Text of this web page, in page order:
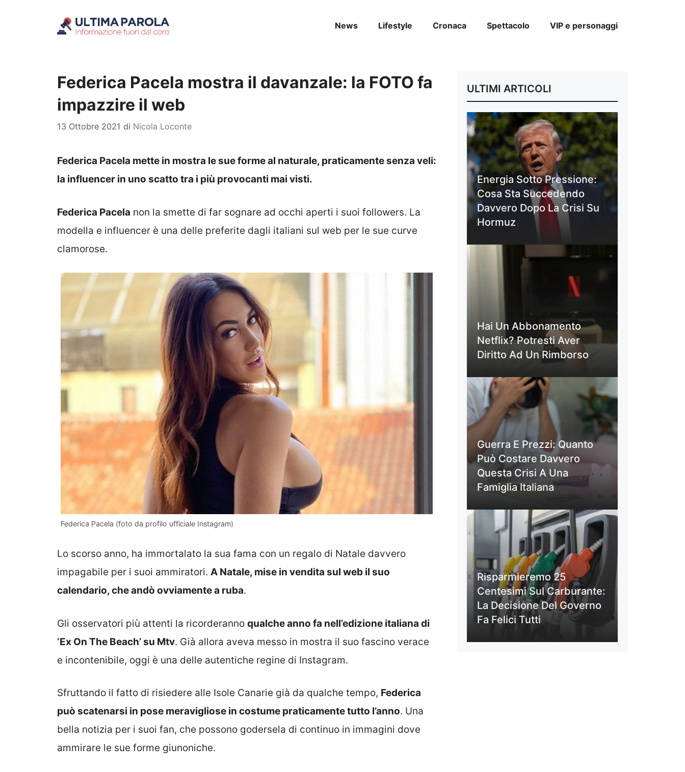
News Lifestyle Cronaca Spettacolo VIP e personaggi
Federica Pacela mostra il davanzale: la FOTO fa
impazzire il web
13 Ottobre 2021 di Nicola Loconte
Federica Pacela mette in mostra le sue forme al naturale, praticamente senza veli:
la influencer in uno scatto tra i più provocanti mai visti.
Federica Pacela non la smette di far sognare ad occhi aperti i suoi followers. La
modella e influencer è una delle preferite dagli italiani sul web per le sue curve
clamorose.
Federica Pacela (foto da profilo ufficiale Instagram)
Lo scorso anno, ha immortalato la sua fama con un regalo di Natale davvero
impagabile per i suoi ammiratori. A Natale, mise in vendita sul web il suo
calendario, che andò ovviamente a ruba.
Gli osservatori più attenti la ricorderanno qualche anno fa nell’edizione italiana di
‘Ex On The Beach’ su Mtv. Già allora aveva messo in mostra il suo fascino verace
e incontenibile, oggi è una delle autentiche regine di Instagram.
Sfruttando il fatto di risiedere alle Isole Canarie già da qualche tempo, Federica
può scatenarsi in pose meravigliose in costume praticamente tutto l’anno. Una
bella notizia per i suoi fan, che possono godersela di continuo in immagini dove
ammirare le sue forme giunoniche.
ULTIMI ARTICOLI
Energia Sotto Pressione:
Cosa Sta Succedendo
Davvero Dopo La Crisi Su
Hormuz
Hai Un Abbonamento
Netflix? Potresti Aver
Diritto Ad Un Rimborso
Guerra E Prezzi: Quanto
Può Costare Davvero
Questa Crisi A Una
Famiglia Italiana
Risparmieremo 25
Centesimi Sul Carburante:
La Decisione Del Governo
Fa Felici Tutti